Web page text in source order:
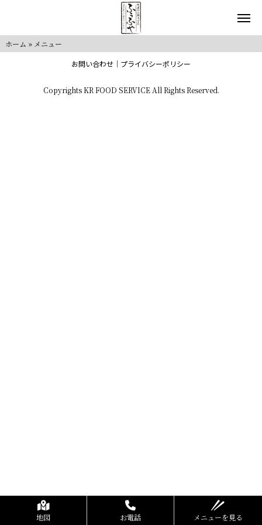
ホーム » メニュー
お問い合わせ
プライバシーポリシー
Copyrights KR FOOD SERVICE All Rights Reserved.
地図 お電話 メニューを見る